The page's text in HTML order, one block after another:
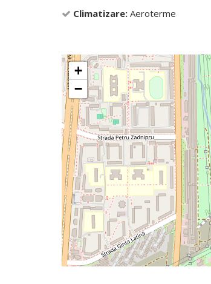
Climatizare: Aeroterme
+
−